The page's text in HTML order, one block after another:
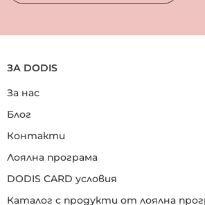
ЗА DODIS
За нас
Блог
Контакти
Лоялна програма
DODIS CARD условия
Каталог с продукти от лоялна